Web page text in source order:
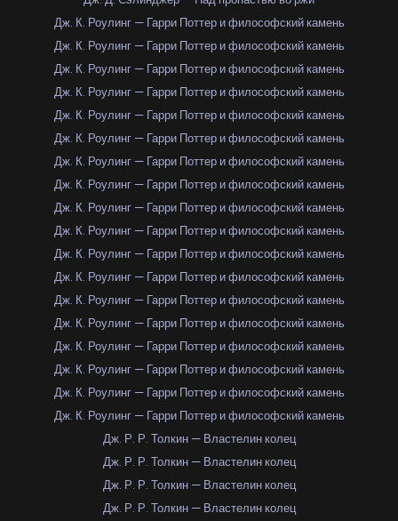
Дж. К. Роулинг — Гарри Поттер и философский камень
Дж. К. Роулинг — Гарри Поттер и философский камень
Дж. К. Роулинг — Гарри Поттер и философский камень
Дж. К. Роулинг — Гарри Поттер и философский камень
Дж. К. Роулинг — Гарри Поттер и философский камень
Дж. К. Роулинг — Гарри Поттер и философский камень
Дж. К. Роулинг — Гарри Поттер и философский камень
Дж. К. Роулинг — Гарри Поттер и философский камень
Дж. К. Роулинг — Гарри Поттер и философский камень
Дж. К. Роулинг — Гарри Поттер и философский камень
Дж. К. Роулинг — Гарри Поттер и философский камень
Дж. К. Роулинг — Гарри Поттер и философский камень
Дж. К. Роулинг — Гарри Поттер и философский камень
Дж. К. Роулинг — Гарри Поттер и философский камень
Дж. К. Роулинг — Гарри Поттер и философский камень
Дж. К. Роулинг — Гарри Поттер и философский камень
Дж. К. Роулинг — Гарри Поттер и философский камень
Дж. К. Роулинг — Гарри Поттер и философский камень
Дж. Р. Р. Толкин — Властелин колец
Дж. Р. Р. Толкин — Властелин колец
Дж. Р. Р. Толкин — Властелин колец
Дж. Р. Р. Толкин — Властелин колец